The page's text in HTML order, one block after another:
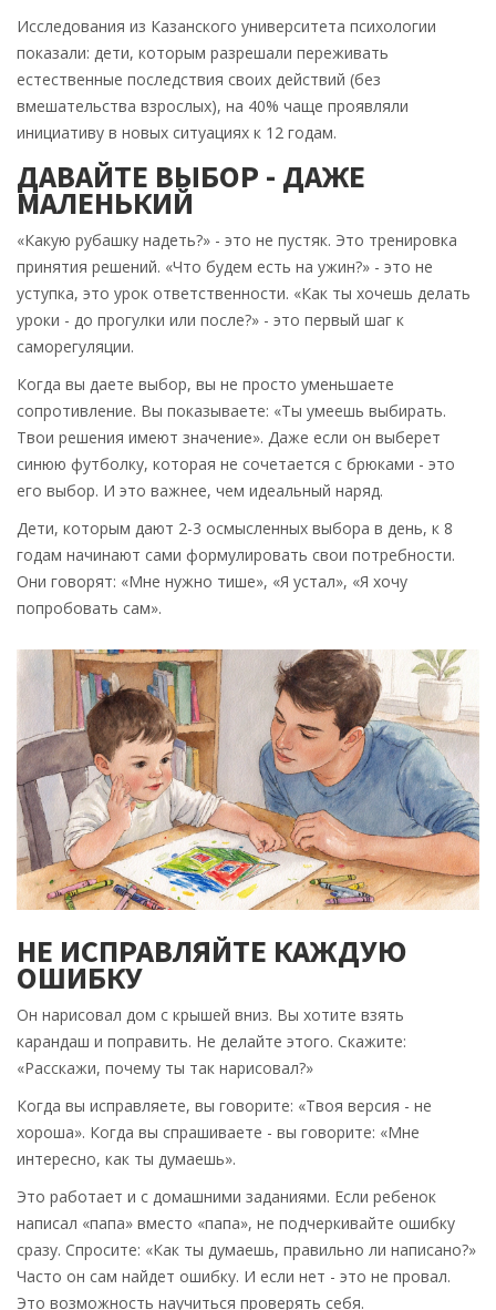
Исследования из Казанского университета психологии
показали: дети, которым разрешали переживать
естественные последствия своих действий (без
вмешательства взрослых), на 40% чаще проявляли
инициативу в новых ситуациях к 12 годам.
ДАВАЙТЕ ВЫБОР - ДАЖЕ
МАЛЕНЬКИЙ
«Какую рубашку надеть?» - это не пустяк. Это тренировка
принятия решений. «Что будем есть на ужин?» - это не
уступка, это урок ответственности. «Как ты хочешь делать
уроки - до прогулки или после?» - это первый шаг к
саморегуляции.
Когда вы даете выбор, вы не просто уменьшаете
сопротивление. Вы показываете: «Ты умеешь выбирать.
Твои решения имеют значение». Даже если он выберет
синюю футболку, которая не сочетается с брюками - это
его выбор. И это важнее, чем идеальный наряд.
Дети, которым дают 2-3 осмысленных выбора в день, к 8
годам начинают сами формулировать свои потребности.
Они говорят: «Мне нужно тише», «Я устал», «Я хочу
попробовать сам».
НЕ ИСПРАВЛЯЙТЕ КАЖДУЮ
ОШИБКУ
Он нарисовал дом с крышей вниз. Вы хотите взять
карандаш и поправить. Не делайте этого. Скажите:
«Расскажи, почему ты так нарисовал?»
Когда вы исправляете, вы говорите: «Твоя версия - не
хороша». Когда вы спрашиваете - вы говорите: «Мне
интересно, как ты думаешь».
Это работает и с домашними заданиями. Если ребенок
написал «папа» вместо «папа», не подчеркивайте ошибку
сразу. Спросите: «Как ты думаешь, правильно ли написано?»
Часто он сам найдет ошибку. И если нет - это не провал.
Это возможность научиться проверять себя.